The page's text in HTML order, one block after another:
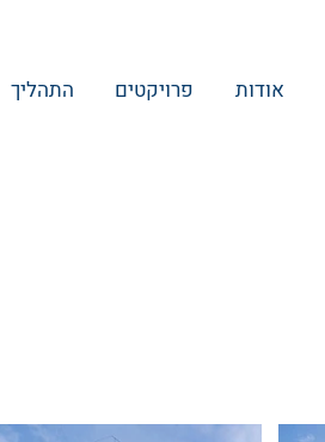
אודות פרויקטים התהליך